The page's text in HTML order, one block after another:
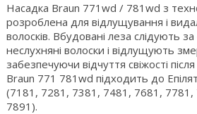
Насадка Braun 771wd / 781wd з
розроблена для відлущування і
волосків. Вбудовані леза слідують
неслухняні волоски і відлущують
забезпечуючи відчуття свіжості
Braun 771 781wd підходить до
(7181, 7281, 7381, 7481, 7681,
7891).